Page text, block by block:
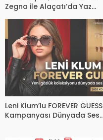
Zegna ile Alaçatı’da Yaz
Leni Klum’lu FOREVER GUESS
Kampanyası Dünyada Ses